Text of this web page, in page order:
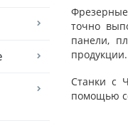
точно
панели,
Станки с
помощью